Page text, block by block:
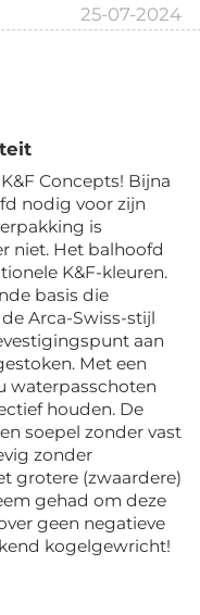
25-07-2024
Concepts! Bijna
nodig voor zijn
is
niet. Het balhoofd
K&F-kleuren.
basis die
Arca-Swiss-stijl
aan
Met een
waterpasschoten
houden. De
soepel zonder vast
zonder
grotere (zwaardere)
gehad om deze
geen negatieve
kogelgewricht!